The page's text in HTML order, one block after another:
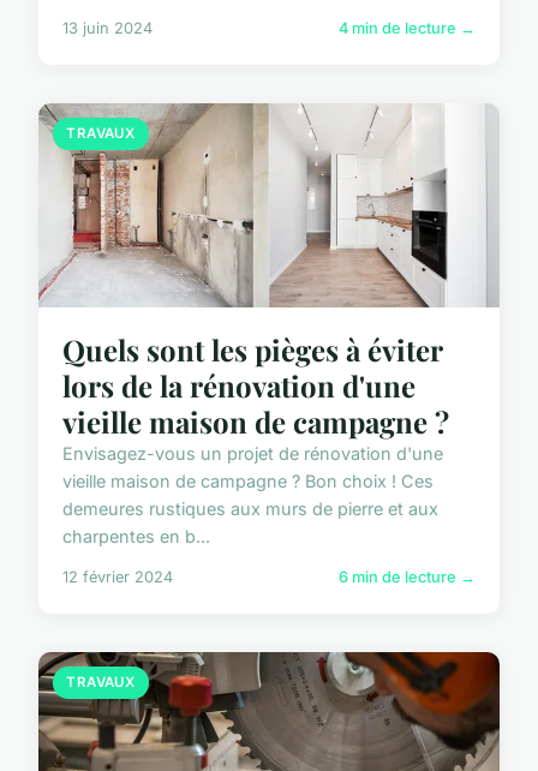
13 juin 2024 4 min de lecture →
TRAVAUX
Quels sont les pièges à éviter
lors de la rénovation d'une
vieille maison de campagne ?
Envisagez-vous un projet de rénovation d'une
vieille maison de campagne ? Bon choix ! Ces
demeures rustiques aux murs de pierre et aux
charpentes en b...
12 février 2024 6 min de lecture →
TRAVAUX